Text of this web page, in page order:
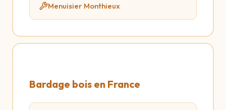
Menuisier Monthieux
Bardage bois en France